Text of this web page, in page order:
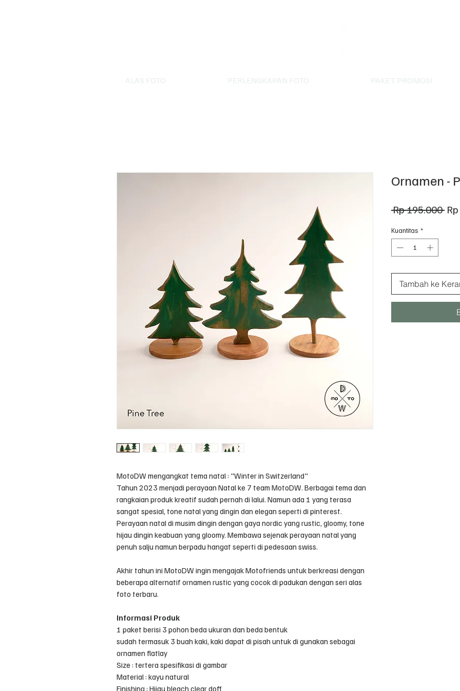
ALAS FOTO PERLENGKAPAN FOTO PAKET PROMOSI
MotoDW mengangkat tema natal : "Winter in Switzerland"
Tahun 2023 menjadi perayaan Natal ke 7 team MotoDW. Berbagai tema dan
rangkaian produk kreatif sudah pernah di lalui. Namun ada 1 yang terasa
sangat spesial, tone natal yang dingin dan elegan seperti di pinterest.
Perayaan natal di musim dingin dengan gaya nordic yang rustic, gloomy, tone
hijau dingin keabuan yang gloomy. Membawa sejenak perayaan natal yang
penuh salju namun berpadu hangat seperti di pedesaan swiss.
Akhir tahun ini MotoDW ingin mengajak Motofriends untuk berkreasi dengan
beberapa alternatif ornamen rustic yang cocok di padukan dengan seri alas
foto terbaru.
Informasi Produk
1 paket berisi 3 pohon beda ukuran dan beda bentuk
sudah termasuk 3 buah kaki, kaki dapat di pisah untuk di gunakan sebagai
ornamen flatlay
Size : tertera spesifikasi di gambar
Material : kayu natural
Finishing : Hijau bleach clear doff
Ornamen -
Rp 195.000
Kuantitas *
Tambah ke